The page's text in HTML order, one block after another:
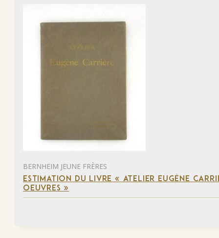
BERNHEIM JEUNE FRÈRES
ESTIMATION DU LIVRE « ATELIER EUGÈNE
OEUVRES »